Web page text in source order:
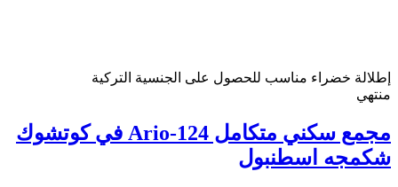
إطلالة خضراء مناسب للحصول على الجنسية التركية
منتهي
مجمع سكني متكامل Ario-124 في كوتشوك
شكمجه اسطنبول